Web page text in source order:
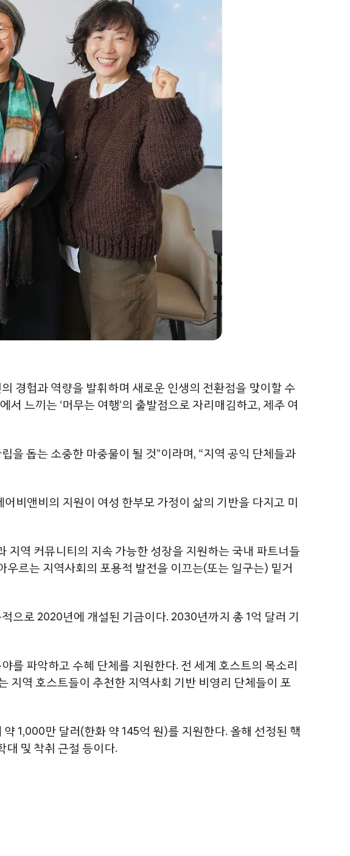
경험과 역량을 발휘하며 새로운 인생의 전환점을 맞이할 수
느끼는 ‘머무는 여행’의 출발점으로 자리매김하고, 제주 여
을 돕는 소중한 마중물이 될 것”이라며, “지역 공익 단체들과
비앤비의 지원이 여성 한부모 가정이 삶의 기반을 다지고 미
지역 커뮤니티의 지속 가능한 성장을 지원하는 국내 파트너들
우르는 지역사회의 포용적 발전을 이끄는(또는 일구는) 밑거
으로 2020년에 개설된 기금이다. 2030년까지 총 1억 달러 기
를 파악하고 수혜 단체를 지원한다. 전 세계 호스트의 목소리
지역 호스트들이 추천한 지역사회 기반 비영리 단체들이 포
1,000만 달러(한화 약 145억 원)를 지원한다. 올해 선정된 핵
및 착취 근절 등이다.